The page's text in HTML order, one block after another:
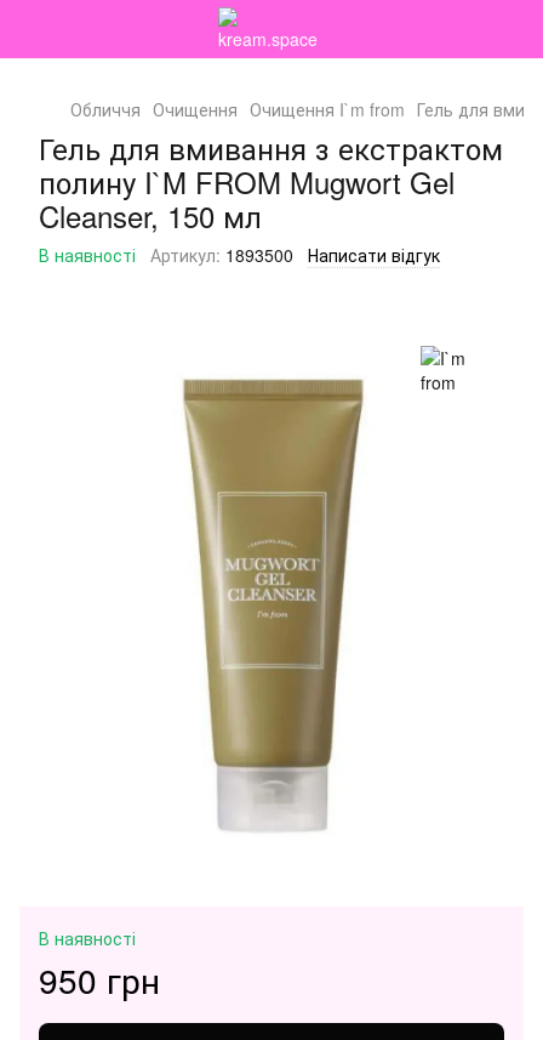
Обличчя Очищення Очищення I`m from Гель для
Гель для вмивання з екстрактом
полину I`M FROM Mugwort Gel
Cleanser, 150 мл
В наявності Артикул: 1893500 Написати відгук
В наявності
950 грн